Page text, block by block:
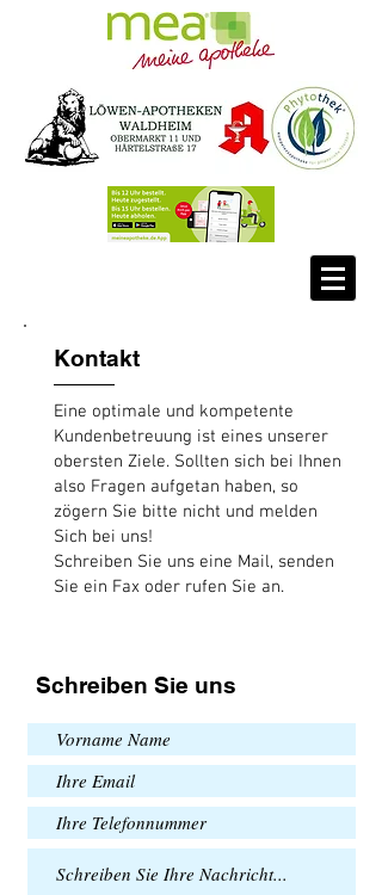
Kontakt
Eine optimale und kompetente
Kundenbetreuung ist eines unserer
obersten Ziele. Sollten sich bei Ihnen
also Fragen aufgetan haben, so
zögern Sie bitte nicht und melden
Sich bei uns!
Schreiben Sie uns eine Mail, senden
Sie ein Fax oder rufen Sie an.
Schreiben Sie uns